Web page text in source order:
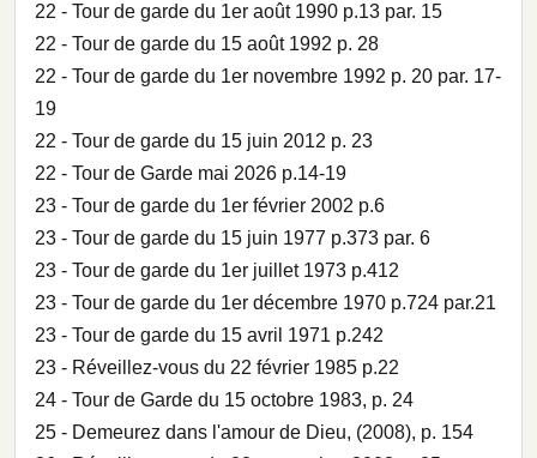
22 - Tour de garde du 1er août 1990 p.13 par. 15
22 - Tour de garde du 15 août 1992 p. 28
22 - Tour de garde du 1er novembre 1992 p. 20 par. 17-
19
22 - Tour de garde du 15 juin 2012 p. 23
22 - Tour de Garde mai 2026 p.14-19
23 - Tour de garde du 1er février 2002 p.6
23 - Tour de garde du 15 juin 1977 p.373 par. 6
23 - Tour de garde du 1er juillet 1973 p.412
23 - Tour de garde du 1er décembre 1970 p.724 par.21
23 - Tour de garde du 15 avril 1971 p.242
23 - Réveillez-vous du 22 février 1985 p.22
24 - Tour de Garde du 15 octobre 1983, p. 24
25 - Demeurez dans l'amour de Dieu, (2008), p. 154